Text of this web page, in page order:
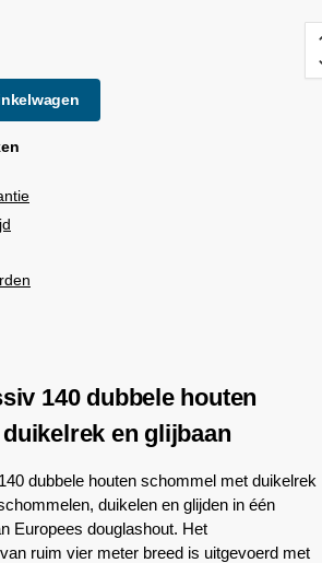
140 dubbele houten
en glijbaan
dubbele houten schommel met duikelrek
duikelen en glijden in één
Europees douglashout. Het
ruim vier meter breed is uitgevoerd met